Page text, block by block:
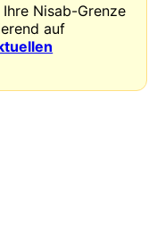
Nisab-Grenze
auf